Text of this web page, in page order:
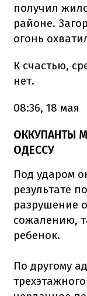
получил
районе.
огонь
К счастью,
нет.
08:36, 18 мая
ОККУПАНТЫ
ОДЕССУ
Под ударом
результате
разрушение
сожалению,
ребенок.
По другому